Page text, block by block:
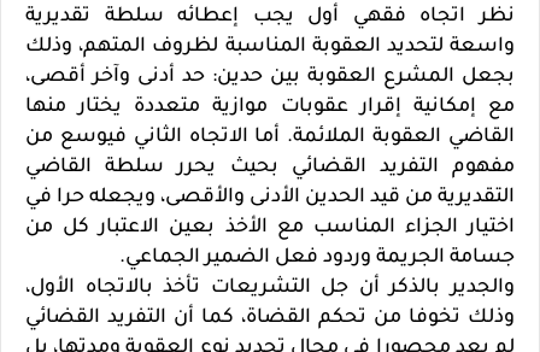
نظر اتجاه فقهي أول يجب إعطائه سلطة تقديرية
واسعة لتحديد العقوبة المناسبة لظروف المتهم، وذلك
بجعل المشرع العقوبة بين حدين: حد أدنى وآخر أقصى،
مع إمكانية إقرار عقوبات موازية متعددة يختار منها
القاضي العقوبة الملائمة. أما الاتجاه الثاني فيوسع من
مفهوم التفريد القضائي بحيث يحرر سلطة القاضي
التقديرية من قيد الحدين الأدنى والأقصى، ويجعله حرا في
اختيار الجزاء المناسب مع الأخذ بعين الاعتبار كل من
جسامة الجريمة وردود فعل الضمير الجماعي.
والجدير بالذكر أن جل التشريعات تأخذ بالاتجاه الأول،
وذلك تخوفا من تحكم القضاة، كما أن التفريد القضائي